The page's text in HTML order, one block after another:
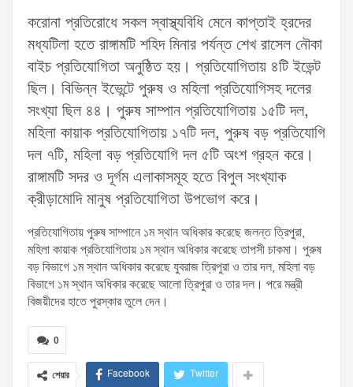
করোনা প্রতিরোধে সকল স্বাস্থ্যবিধি মেনে কাপ্তাই হ্রদের
মধ্যটিলা হতে রাঙ্গামটি শহিদ মিনার পর্যন্ত শেখ রাসেল নৌকা
বাইচ প্রতিযোগিতা অনুষ্ঠিত হয়। প্রতিযোগিতায় ৪টি ইভেন্ট
ছিল। বিভিন্ন ইভেন্টে পুরুষ ও মহিলা প্রতিযোগিসহ দলের
সংখ্যা ছিল ৪৪। পুরুষ সাম্পান প্রতিযোগিতায় ১৫টি দল,
মহিলা কায়াক প্রতিযোগিতায় ১৭টি দল, পুরুষ বড় প্রতিযোগি
দল ৭টি, মহিলা বড় প্রতিযোগি দল ৫টি অংশ গ্রহন করে।
রাঙ্গামটি সদর ও দূর্গম এলাকাসমূহ হতে বিপুল সংখ্যাক
ক্রীড়ামোদি মানুষ প্রতিযোগিতা উপভোগ করে।
প্রতিযোগিতায় পুরুষ সাম্পানে ১ম স্থান অধিকার করেছে জলন্ত ত্রিপুরা,
মহিলা কায়াক প্রতিযোগিতায় ১ম স্থান অধিকার করেছে তাপসী চাকমা। পুরুষ
বড় বিভাগে ১ম স্থান অধিকার করেছে যুবরাজ ত্রিপুরা ও তার দল, মহিলা বড়
বিভাগে ১ম স্থান অধিকার করেছে আলো ত্রিপুরা ও তার দল। পরে মন্ত্রী
বিজয়ীদের হাতে পুরস্কার তুলে দেন।
0
শেয়ার Facebook Twitter